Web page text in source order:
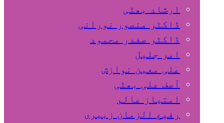
ارشاد بھٹی
ڈاکٹر منصور نورانی
ڈاکٹر صفدر محمود
امر جلیل
علی معین نوازش
آصف علی بھٹی
امتیاز عالم
رفیع الزمان زبیری